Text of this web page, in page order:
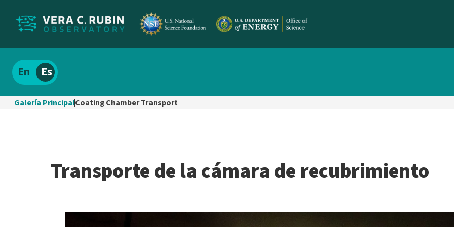
Localizar
el
contenido
Español
Galería PrincipalCoating Chamber Transport
Transporte de la cámara de recubrimiento